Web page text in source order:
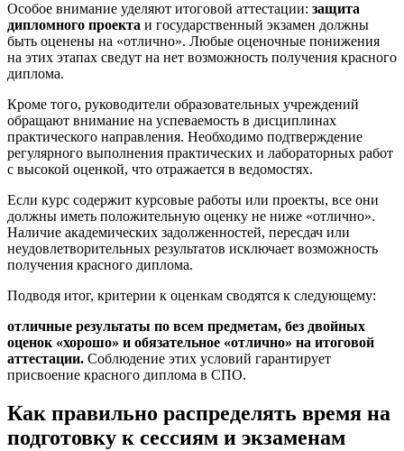
Особое внимание уделяют итоговой аттестации: защита
дипломного проекта и государственный экзамен должны
быть оценены на «отлично». Любые оценочные понижения
на этих этапах сведут на нет возможность получения красного
диплома.
Кроме того, руководители образовательных учреждений
обращают внимание на успеваемость в дисциплинах
практического направления. Необходимо подтверждение
регулярного выполнения практических и лабораторных работ
с высокой оценкой, что отражается в ведомостях.
Если курс содержит курсовые работы или проекты, все они
должны иметь положительную оценку не ниже «отлично».
Наличие академических задолженностей, пересдач или
неудовлетворительных результатов исключает возможность
получения красного диплома.
Подводя итог, критерии к оценкам сводятся к следующему:
отличные результаты по всем предметам, без двойных
оценок «хорошо» и обязательное «отлично» на итоговой
аттестации. Соблюдение этих условий гарантирует
присвоение красного диплома в СПО.
Как правильно распределять время на
подготовку к сессиям и экзаменам